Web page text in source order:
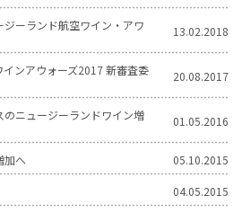
ーランド航空ワイン・アワ
13.02.2018
ンアウォーズ2017 新審査委
20.08.2017
ニュージーランドワイン増
01.05.2016
加へ 05.10.2015
04.05.2015